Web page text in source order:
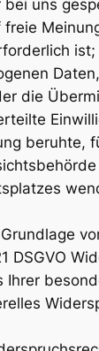
bei uns
ist;
die
DSGVO